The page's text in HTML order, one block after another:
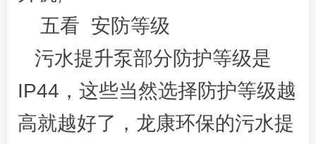
五看 安防等级
污水提升泵部分防护等级是
IP44，这些当然选择防护等级越
高就越好了，龙康环保的污水提